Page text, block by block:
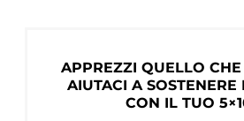
APPREZZI QUELLO
AIUTACI A
CON IL TUO